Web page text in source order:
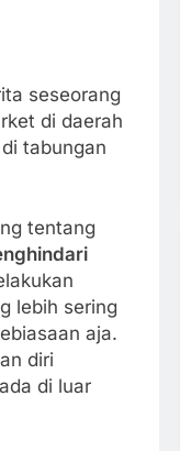
seseorang
di daerah
tabungan
tentang
lebih sering
aja.
diri
di luar